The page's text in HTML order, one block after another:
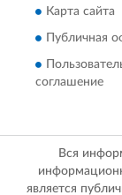
Карта сайта
Публичная
соглашение
Вся
является